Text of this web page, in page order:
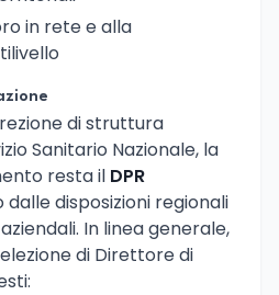
in rete e alla
di struttura
Sanitario Nazionale, la
resta il DPR
disposizioni regionali
In linea generale,
di Direttore di